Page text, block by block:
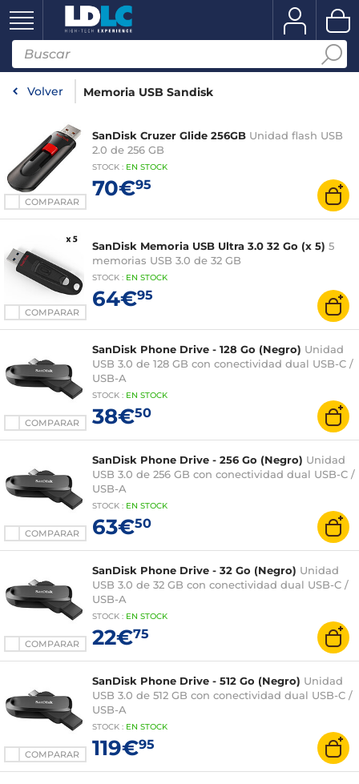
Volver Memoria USB Sandisk
COMPARAR
SanDisk Cruzer Glide 256GB Unidad flash USB
2.0 de 256 GB
STOCK : EN STOCK
70€95
COMPARAR
SanDisk Memoria USB Ultra 3.0 32 Go (x 5) 5
memorias USB 3.0 de 32 GB
STOCK : EN STOCK
64€95
COMPARAR
SanDisk Phone Drive - 128 Go (Negro) Unidad
USB 3.0 de 128 GB con conectividad dual USB-C /
USB-A
STOCK : EN STOCK
38€50
COMPARAR
SanDisk Phone Drive - 256 Go (Negro) Unidad
USB 3.0 de 256 GB con conectividad dual USB-C /
USB-A
STOCK : EN STOCK
63€50
COMPARAR
SanDisk Phone Drive - 32 Go (Negro) Unidad
USB 3.0 de 32 GB con conectividad dual USB-C /
USB-A
STOCK : EN STOCK
22€75
COMPARAR
SanDisk Phone Drive - 512 Go (Negro) Unidad
USB 3.0 de 512 GB con conectividad dual USB-C /
USB-A
STOCK : EN STOCK
119€95